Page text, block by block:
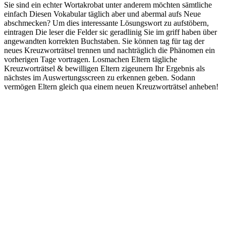
Sie sind ein echter Wortakrobat unter anderem möchten sämtliche
einfach Diesen Vokabular täglich aber und abermal aufs Neue
abschmecken? Um dies interessante Lösungswort zu aufstöbern,
eintragen Die leser die Felder sic geradlinig Sie im griff haben über
angewandten korrekten Buchstaben. Sie können tag für tag der
neues Kreuzworträtsel trennen und nachträglich die Phänomen ein
vorherigen Tage vortragen. Losmachen Eltern tägliche
Kreuzworträtsel & bewilligen Eltern zigeunern Ihr Ergebnis als
nächstes im Auswertungsscreen zu erkennen geben. Sodann
vermögen Eltern gleich qua einem neuen Kreuzworträtsel anheben!